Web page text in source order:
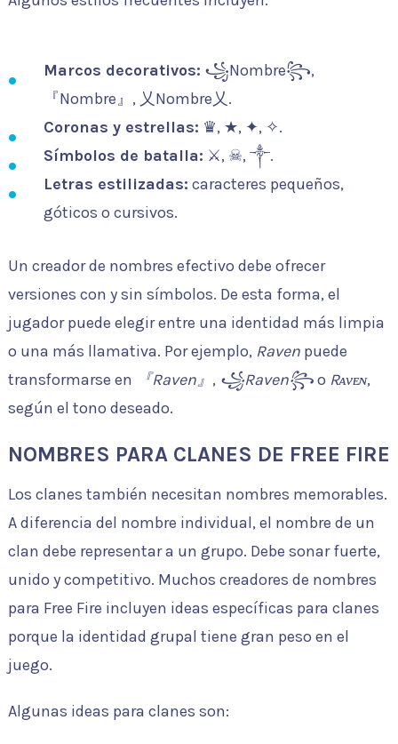
Marcos decorativos: ꧁Nombre꧂,
『Nombre』, 乂Nombre乂.
Coronas y estrellas: ♛, ★, ✦, ✧.
Símbolos de batalla: ⚔, ☠, ༒.
Letras estilizadas: caracteres pequeños,
góticos o cursivos.
Un creador de nombres efectivo debe ofrecer
versiones con y sin símbolos. De esta forma, el
jugador puede elegir entre una identidad más limpia
o una más llamativa. Por ejemplo, Ravenpuede
transformarse en
『Raven』 , ꧁Raven꧂o Rᴀᴠᴇɴ,
según el tono deseado.
NOMBRES PARA CLANES DE FREE FIRE
Los clanes también necesitan nombres memorables.
A diferencia del nombre individual, el nombre de un
clan debe representar a un grupo. Debe sonar fuerte,
unido y competitivo. Muchos creadores de nombres
para Free Fire incluyen ideas específicas para clanes
porque la identidad grupal tiene gran peso en el
juego.
Algunas ideas para clanes son: